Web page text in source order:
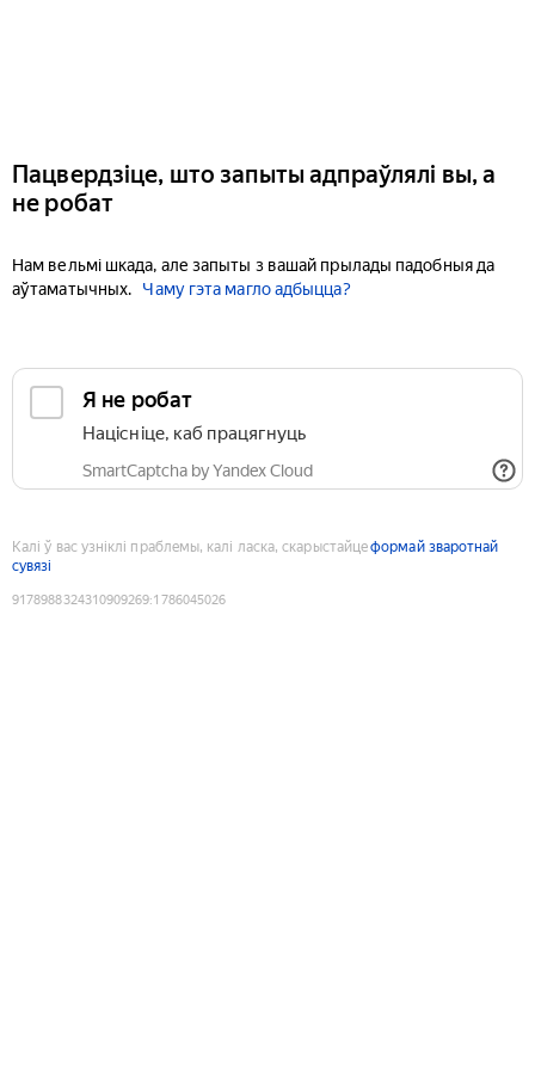
Пацвердзіце, што запыты адпраўлялі вы, а
не робат
Нам вельмі шкада, але запыты з вашай прылады падобныя да
аўтаматычных.
Чаму гэта магло адбыцца?
Я не робат
Націсніце, каб працягнуць
SmartCaptcha by Yandex Cloud
Калі ў вас узніклі праблемы, калі ласка, скарыстайцеформай зваротнай
сувязі
9178988324310909269:1786045026